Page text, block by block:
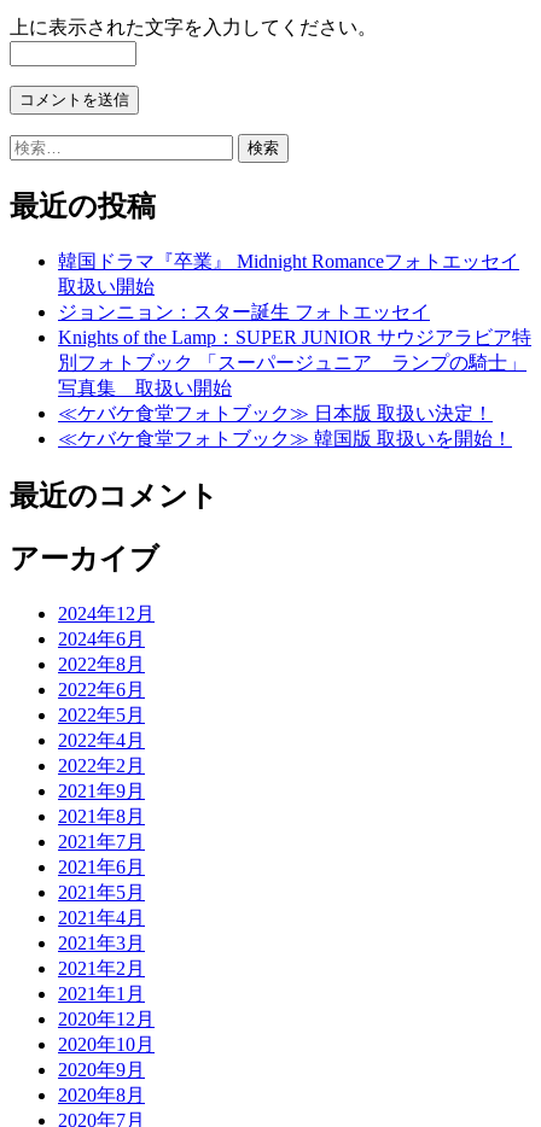
上に表示された文字を入力してください。
検
最近の投稿
韓国ドラマ『卒業』 Midnight Romanceフォトエッセイ
取扱い開始
ジョンニョン：スター誕生 フォトエッセイ
Knights of the Lamp：SUPER JUNIOR サウジアラビア特
別フォトブック 「スーパージュニア ランプの騎士」
写真集 取扱い開始
≪ケバケ食堂フォトブック≫ 日本版 取扱い決定！
≪ケバケ食堂フォトブック≫ 韓国版 取扱いを開始！
最近のコメント
アーカイブ
2024年12月
2024年6月
2022年8月
2022年6月
2022年5月
2022年4月
2022年2月
2021年9月
2021年8月
2021年7月
2021年6月
2021年5月
2021年4月
2021年3月
2021年2月
2021年1月
2020年12月
2020年10月
2020年9月
2020年8月
2020年7月